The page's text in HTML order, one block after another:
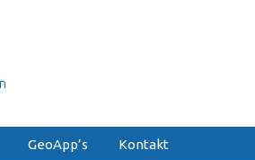
GeoApp’s Kontakt